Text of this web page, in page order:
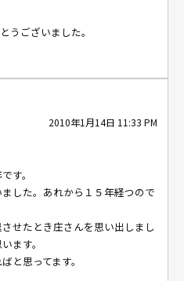
うございました。
2010年1月14日 11:33 PM
す。
した。あれから１５年経つので
せたとき庄さんを思い出しまし
ます。
と思ってます。